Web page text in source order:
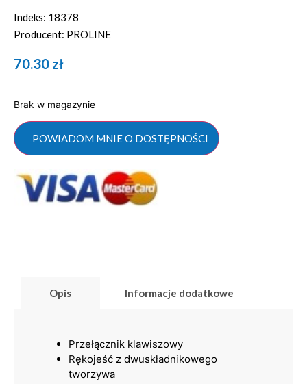
Indeks: 18378
Producent: PROLINE
70.30 zł
Brak w magazynie
POWIADOM MNIE O DOSTĘPNOŚCI
Opis Informacje dodatkowe
Przełącznik klawiszowy
Rękojeść z dwuskładnikowego
tworzywa